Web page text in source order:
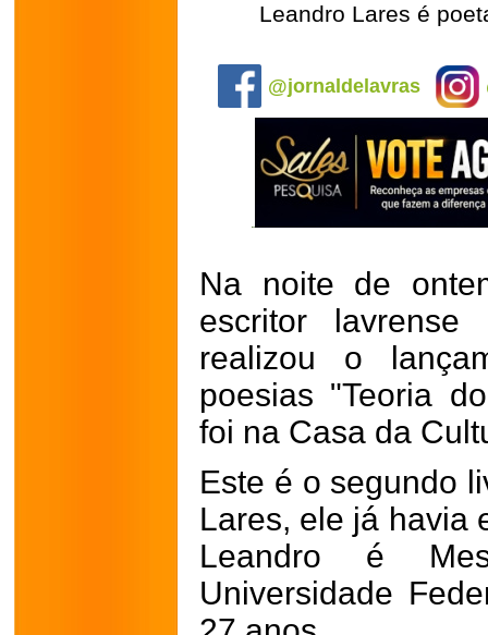
Leandro Lares é
@jornaldelavras
Na noite de
escritor lavrense
realizou o
poesias "Teoria
foi na Casa da
Este é o segundo
Lares, ele já havia
Leandro é
Universidade